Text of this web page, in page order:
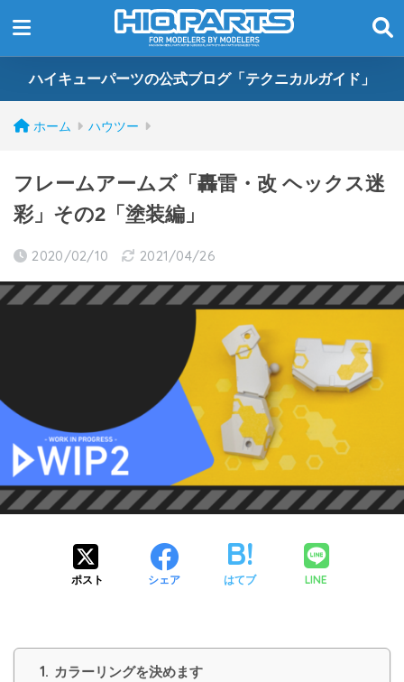
ハイキューパーツの公式ブログ「テクニカルガイド」
ホーム ハウツー
フレームアームズ「轟雷・改 ヘックス迷
彩」その2「塗装編」
2020/02/10 2021/04/26
ポスト シェア はてブ LINE
1. カラーリングを決めます